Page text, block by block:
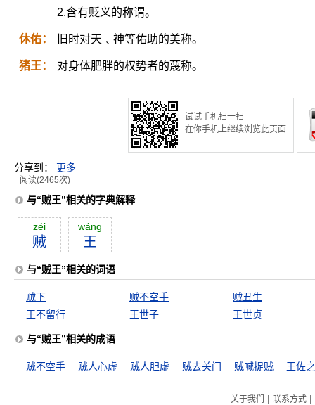
2.含有贬义的称谓。
休佑： 旧时对天﹑神等佑助的美称。
猪王： 对身体肥胖的权势者的蔑称。
试试手机扫一扫
在你手机上继续浏览此页面
分享到： 更多
阅读(2465次)
与“贼王”相关的字典解释
zéi
贼
wáng
王
与“贼王”相关的词语
贼下 贼不空手
贼丑生
王不留行
王世子 王世贞
与“贼王”相关的成语
贼不空手 贼人心虚 贼人胆虚 贼去关门 贼喊捉贼 王佐
关于我们 | 联系方式|